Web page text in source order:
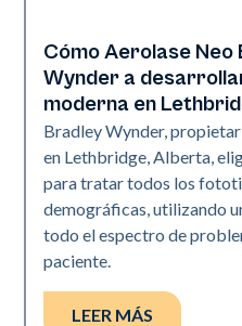
Spa médico | Neo Elite
Cómo Aerolase Neo
Wynder a
moderna en
Bradley Wynder,
en Lethbridge, Alberta,
para tratar todos los
demográficas, utilizando
todo el espectro de
paciente.
LEER MÁS